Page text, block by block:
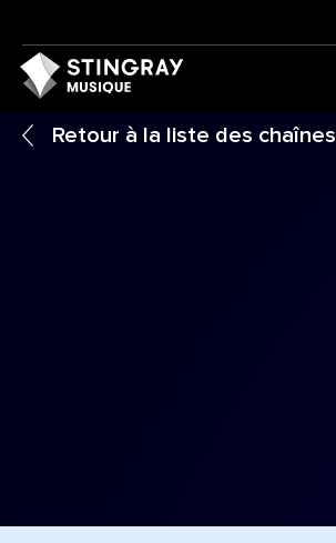
Retour à la liste des chaînes